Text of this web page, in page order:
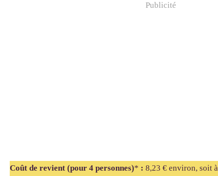
Publicité
Coût de revient (pour 4 personnes)* : 8,23 € environ, soit